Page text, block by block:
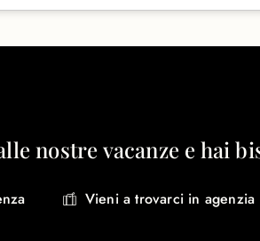
nostre vacanze e hai
Vieni a trovarci in agenzia